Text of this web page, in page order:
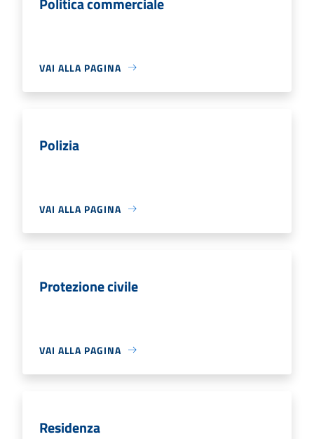
VAI ALLA PAGINA
Polizia
VAI ALLA PAGINA
Protezione civile
VAI ALLA PAGINA
Residenza